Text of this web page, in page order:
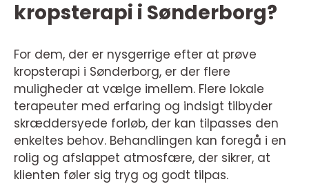
kropsterapi i Sønderborg?
For dem, der er nysgerrige efter at prøve
kropsterapi i Sønderborg, er der flere
muligheder at vælge imellem. Flere lokale
terapeuter med erfaring og indsigt tilbyder
skræddersyede forløb, der kan tilpasses den
enkeltes behov. Behandlingen kan foregå i en
rolig og afslappet atmosfære, der sikrer, at
klienten føler sig tryg og godt tilpas.